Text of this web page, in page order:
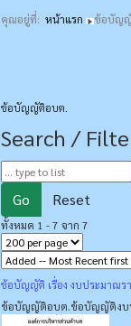
คุณอยู่ที่: หน้าแรก ข้อบัญ
ข้อบัญญัติอบต.
Search /
Go Reset
ทั้งหมด 1 - 7 จาก 7
ข้อบัญญัติ เรื่อง งบประมาณร
ข้อบัญญัติอบต.ข้อบัญญัติงบ